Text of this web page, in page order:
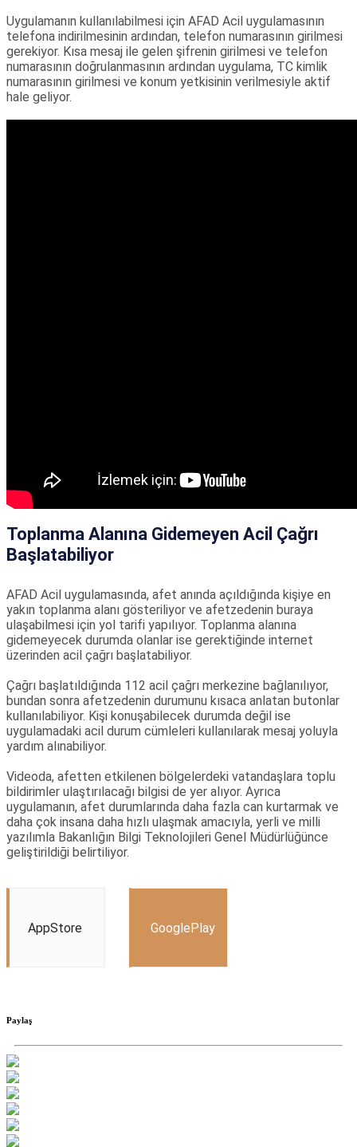
Uygulamanın kullanılabilmesi için AFAD Acil uygulamasının
telefona indirilmesinin ardından, telefon numarasının girilmesi
gerekiyor. Kısa mesaj ile gelen şifrenin girilmesi ve telefon
numarasının doğrulanmasının ardından uygulama, TC kimlik
numarasının girilmesi ve konum yetkisinin verilmesiyle aktif
hale geliyor.
Toplanma Alanına Gidemeyen Acil Çağrı
Başlatabiliyor
AFAD Acil uygulamasında, afet anında açıldığında kişiye en
yakın toplanma alanı gösteriliyor ve afetzedenin buraya
ulaşabilmesi için yol tarifi yapılıyor. Toplanma alanına
gidemeyecek durumda olanlar ise gerektiğinde internet
üzerinden acil çağrı başlatabiliyor.
Çağrı başlatıldığında 112 acil çağrı merkezine bağlanılıyor,
bundan sonra afetzedenin durumunu kısaca anlatan butonlar
kullanılabiliyor. Kişi konuşabilecek durumda değil ise
uygulamadaki acil durum cümleleri kullanılarak mesaj yoluyla
yardım alınabiliyor.
Videoda, afetten etkilenen bölgelerdeki vatandaşlara toplu
bildirimler ulaştırılacağı bilgisi de yer alıyor. Ayrıca
uygulamanın, afet durumlarında daha fazla can kurtarmak ve
daha çok insana daha hızlı ulaşmak amacıyla, yerli ve milli
yazılımla Bakanlığın Bilgi Teknolojileri Genel Müdürlüğünce
geliştirildiği belirtiliyor.
AppStore GooglePlay
Paylaş